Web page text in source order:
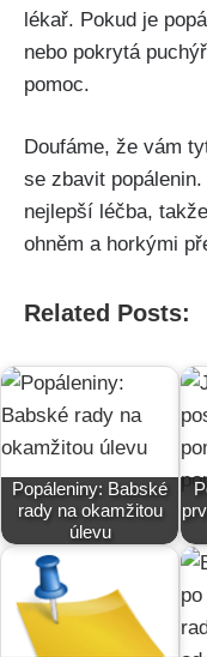
lékař. Pokud⁣ je
nebo​ pokrytá
pomoc.
Doufáme, ⁢že vám
se zbavit⁢
‍nejlepší léčba,
ohněm a horkými
Related Posts:
Popáleniny: Babské
rady na okamžitou
úlevu